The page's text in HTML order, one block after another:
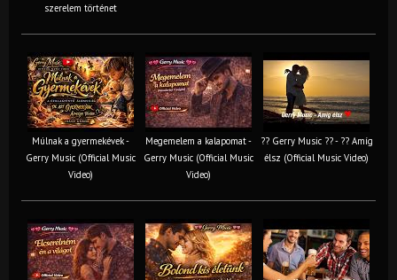
szerelem történet
Múlnak a gyermekévek -
Gerry Music (Official Music
Video)
Megemelem a kalapomat -
Gerry Music (Official Music
Video)
?? Gerry Music ?? - ?? Amíg
élsz (Official Music Video)